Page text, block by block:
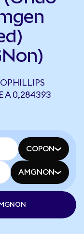
A 0,284393
COPON
AMGNON